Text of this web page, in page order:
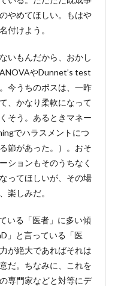
やめてほしい。もはや
付けよう。
いもんだから、おかし
やDunnet’s test
今うちのボスは、一昨
、かなり柔軟になって
そう。あるときマネー
でハラスメントにつ
節があった。）。おそ
ションもそのうちなく
ってほしいが、その場
楽しみだ。
いる「医者」に多い傾
」と言っている「医
が絶大であればそれは
だ。ちなみに、これを
専門家などと対等にデ